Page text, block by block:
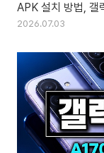
APK 설치 방법, 갤
2026.07.03